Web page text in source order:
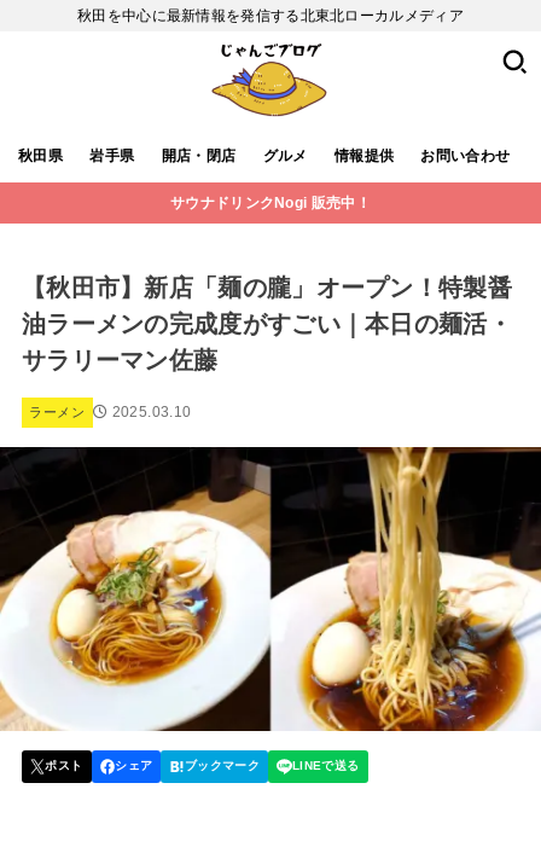
秋田を中心に最新情報を発信する北東北ローカルメディア
秋田県 岩手県 開店・閉店 グルメ 情報提供 お問い合わせ
サウナドリンクNogi 販売中！
【秋田市】新店「麺の朧」オープン！特製醤
油ラーメンの完成度がすごい｜本日の麺活・
サラリーマン佐藤
ラーメン 2025.03.10